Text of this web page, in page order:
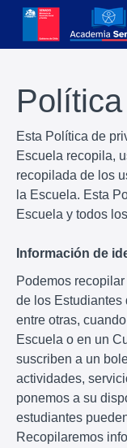
Esta Política de
Escuela recopila,
recopilada de los
la Escuela. Esta
Escuela y todos
Información de
Podemos
de los Estudiantes
entre otras,
Escuela o en un
suscriben a un
actividades,
ponemos a su
estudiantes
Recopilaremos